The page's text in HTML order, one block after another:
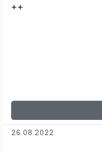
++
26.08.2022